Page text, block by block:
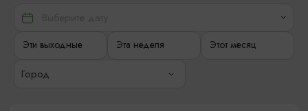
Эти выходные Эта неделя Этот месяц
Город